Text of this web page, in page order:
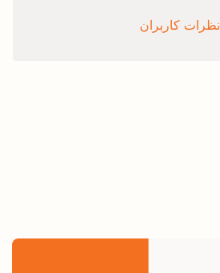
نظرات کاربران